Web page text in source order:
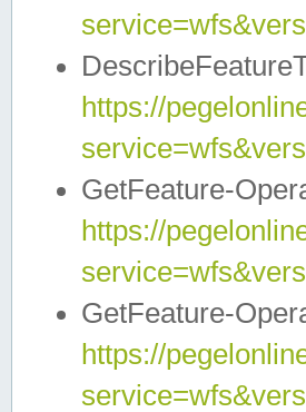
https://
GetFeature-
https://
GetFeature-
https://